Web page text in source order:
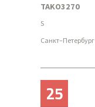
TAKO3270
S
Санкт–Петербург
25